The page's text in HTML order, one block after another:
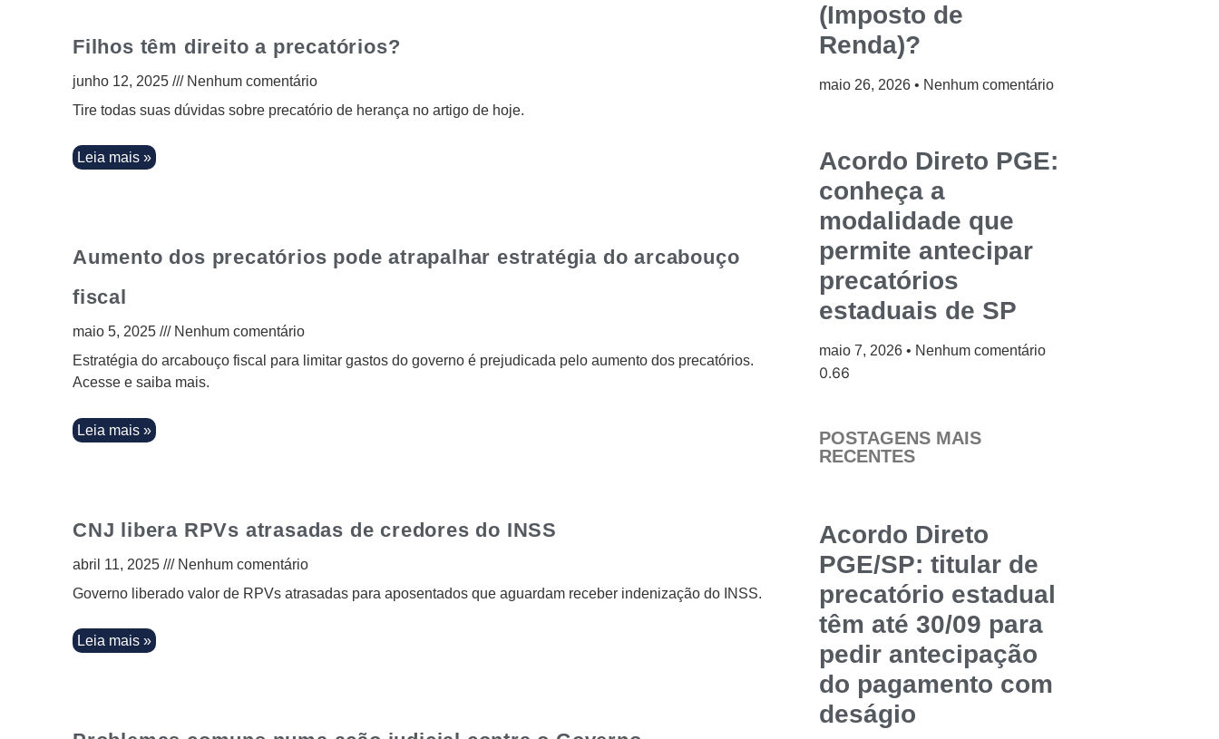
Filhos têm direito a precatórios?
junho 12, 2025
Nenhum comentário
Tire todas suas dúvidas sobre precatório de herança no artigo de hoje.
Leia mais »
Aumento dos precatórios pode atrapalhar estratégia do arcabouço
fiscal
maio 5, 2025
Nenhum comentário
Estratégia do arcabouço fiscal para limitar gastos do governo é prejudicada pelo aumento dos precatórios.
Acesse e saiba mais.
Leia mais »
CNJ libera RPVs atrasadas de credores do INSS
abril 11, 2025
Nenhum comentário
Governo liberado valor de RPVs atrasadas para aposentados que aguardam receber indenização do INSS.
Leia mais »
(Imposto de
Renda)?
maio 26, 2026 Nenhum comentário
Acordo Direto PGE:
conheça a
modalidade que
permite antecipar
precatórios
estaduais de SP
maio 7, 2026 Nenhum comentário
POSTAGENS MAIS
RECENTES
Acordo Direto
PGE/SP: titular de
precatório estadual
têm até 30/09 para
pedir antecipação
do pagamento com
deságio